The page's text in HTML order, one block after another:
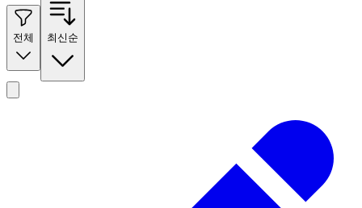
전체 최신순